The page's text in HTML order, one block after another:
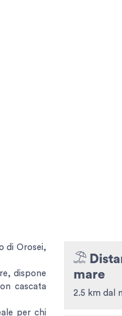
di Orosei,
dispone
cascata
per chi
mare
2.5 km dal